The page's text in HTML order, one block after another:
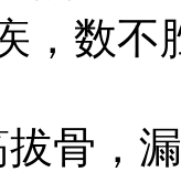
数不
，漏